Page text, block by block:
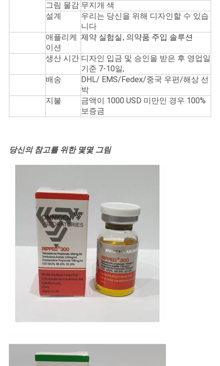
PRIVACY
POLICY
그림 물감 무지개 색
설계
우리는 당신을 위해 디자인할 수 있습
니다
애플리케
이션
제약 실험실, 의약품 주입 솔루션
생산 시간 디자인 입금 및 승인을 받은 후 영업일
기준 7-10일;
배송
DHL/ EMS/Fedex/중국 우편/해상 선
박
지불
금액이 1000 USD 미만인 경우 100%
보증금
당신의 참고를 위한 몇몇 그림